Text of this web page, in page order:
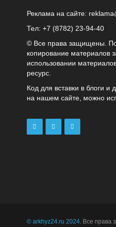
Реклама на сайте:
Тел: +7 (8782) 23‑94‑40
© Все права защищены.
копирование материалов
использовании
ресурс.
Код для вставки в блоги
на нашем сайте, можно
© arkhyz24.ru 2024. Все права